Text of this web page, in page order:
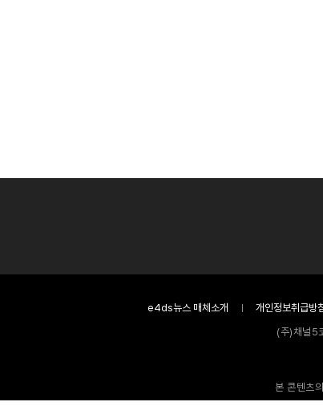
e4ds뉴스 매체소개 개인정보취급방
(주)채널5
본 콘텐츠